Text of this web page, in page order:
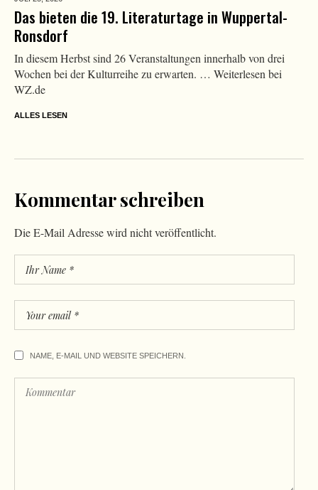
Das bieten die 19. Literaturtage in Wuppertal-
Ronsdorf
In diesem Herbst sind 26 Veranstaltungen innerhalb von drei
Wochen bei der Kulturreihe zu erwarten. … Weiterlesen bei
WZ.de
ALLES LESEN
Kommentar schreiben
Die E-Mail Adresse wird nicht veröffentlicht.
NAME, E-MAIL UND WEBSITE SPEICHERN.